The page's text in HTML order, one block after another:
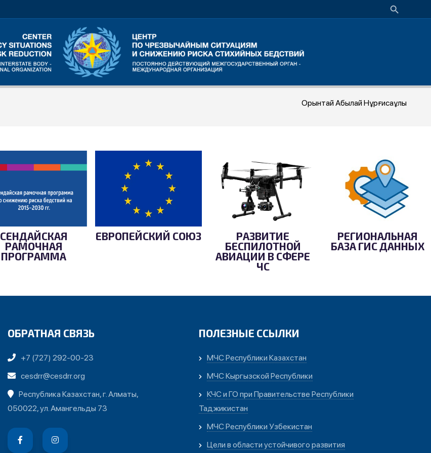
Орынтай Абылай Нұрғисаұлы
СЕНДАЙСКАЯ
РАМОЧНАЯ
ПРОГРАММА
ЕВРОПЕЙСКИЙ СОЮЗ
РАЗВИТИЕ
БЕСПИЛОТНОЙ
АВИАЦИИ В СФЕРЕ
ЧС
РЕГИОНАЛЬНАЯ
БАЗА ГИС ДАННЫХ
ОБРАТНАЯ СВЯЗЬ
+7 (727) 292-00-23
cesdrr@cesdrr.org
Республика Казахстан, г. Алматы,
050022, ул. Амангельды 73
ПОЛЕЗНЫЕ ССЫЛКИ
МЧС Республики Казахстан
МЧС Кыргызской Республики
КЧС и ГО при Правительстве Республики
Таджикистан
МЧС Республики Узбекистан
Цели в области устойчивого развития